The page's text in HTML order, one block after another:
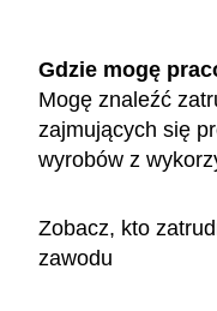
Gdzie mogę
Mogę znaleźć
zajmujących się
wyrobów z
Zobacz, kto
zawodu